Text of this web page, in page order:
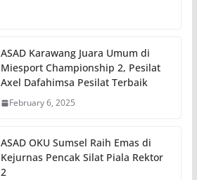
ASAD Karawang Juara Umum di
Miesport Championship 2, Pesilat
Axel Dafahimsa Pesilat Terbaik
February 6, 2025
ASAD OKU Sumsel Raih Emas di
Kejurnas Pencak Silat Piala Rektor
2